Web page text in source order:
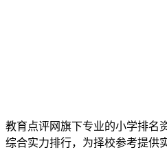
教育点评网旗下专业的小学排名
综合实力排行，为择校参考提供